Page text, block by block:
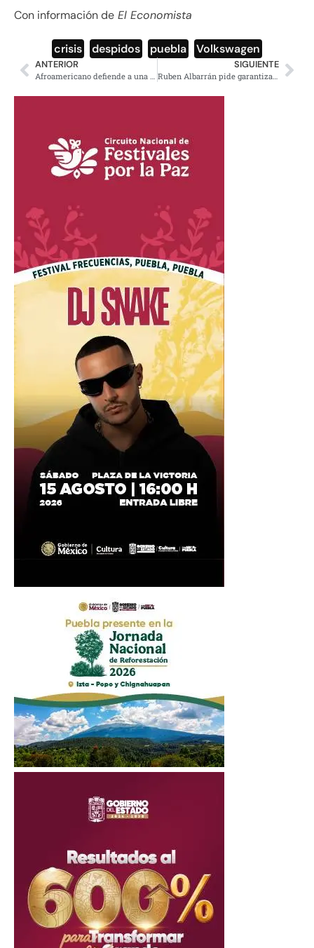
Con información de El Economista
crisis despidos puebla Volkswagen
ANTERIOR
Afroamericano defiende a una joven de ataque sexual y lo detienen (video)
SIGUIENTE
Ruben Albarrán pide garantizar derechos de la madre tierra en la Constitución